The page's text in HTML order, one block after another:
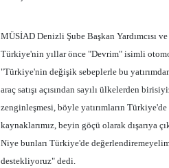
MÜSİAD Denizli Şube Başkan Yardımcısı
Türkiye'nin yıllar önce "Devrim" isimli
"Türkiye'nin değişik sebeplerle bu
araç satışı açısından sayılı ülkelerden
zenginleşmesi, böyle yatırımların
kaynaklarımız, beyin göçü olarak dışarıya
Niye bunları Türkiye'de
destekliyoruz" dedi.